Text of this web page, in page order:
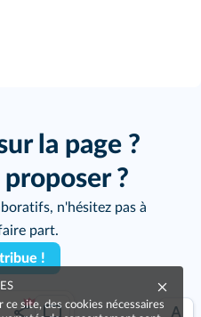
la page ?
?
n'hésitez pas à
part.
!
site, des cookies nécessaires